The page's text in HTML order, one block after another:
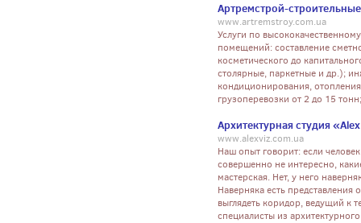
Артремстрой-
www.artremstroy.com.ua
Услуги по
помещений: составление
косметического до
столярные, паркетные и др.);
кондиционирования,
грузоперевозки от 2 до 15
Архитектурная студия
www.alexviz.com.ua
Наш опыт говорит: если
совершенно не интересно,
мастерская. Нет, у него
Наверняка есть
выглядеть коридор, ведущий к
специалисты из